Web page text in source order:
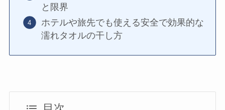
と限界
ホテルや旅先でも使える安全で効果的な
濡れタオルの干し方